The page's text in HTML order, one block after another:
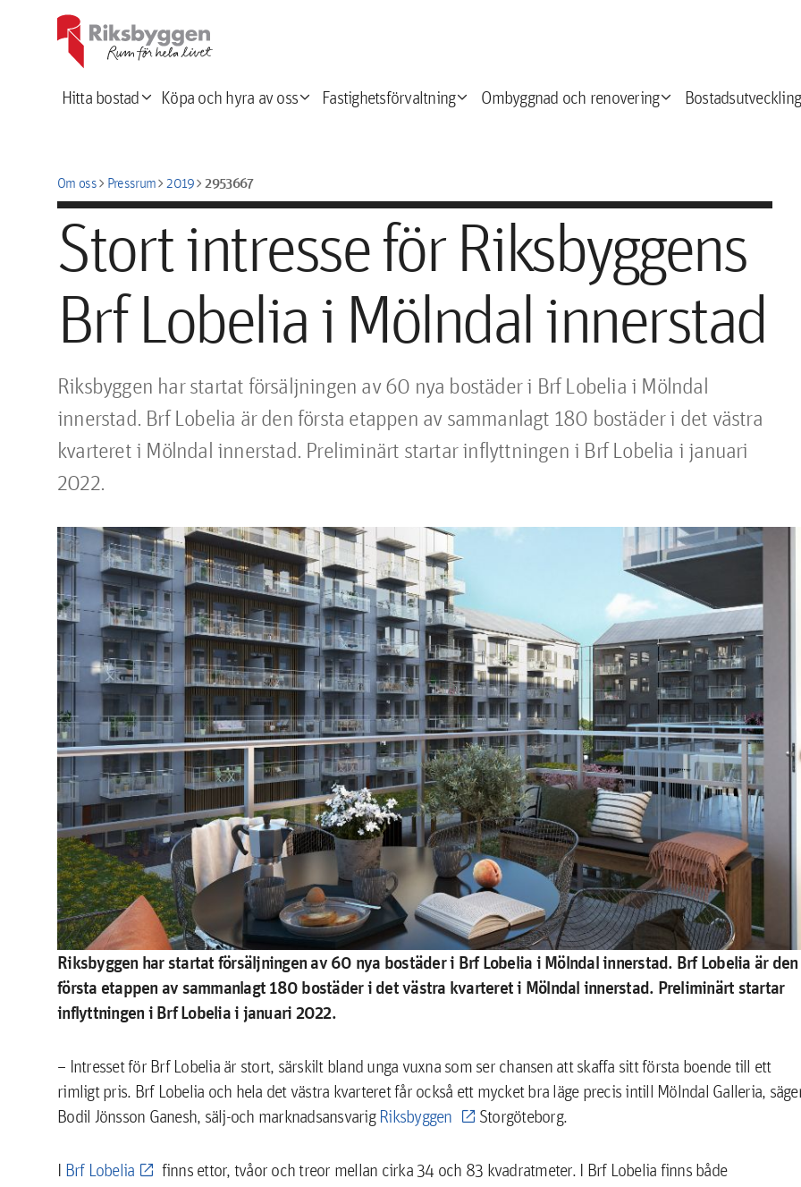
Hitta bostadexpand_more Köpa och hyra av ossexpand_more Fastighetsförvaltningexpand_more Ombyggnad och renoveringexpand_more Bostadsutveckling
Om osschevron_rightPressrumchevron_right2019chevron_right2953667
Stort intresse för Riksbyggens
Brf Lobelia i Mölndal innerstad
Riksbyggen har startat försäljningen av 60 nya bostäder i Brf Lobelia i Mölndal
innerstad. Brf Lobelia är den första etappen av sammanlagt 180 bostäder i det västra
kvarteret i Mölndal innerstad. Preliminärt startar inflyttningen i Brf Lobelia i januari
2022.
Riksbyggen har startat försäljningen av 60 nya bostäder i Brf Lobelia i Mölndal innerstad. Brf Lobelia är den
första etappen av sammanlagt 180 bostäder i det västra kvarteret i Mölndal innerstad. Preliminärt startar
inflyttningen i Brf Lobelia i januari 2022.
– Intresset för Brf Lobelia är stort, särskilt bland unga vuxna som ser chansen att skaffa sitt första boende till ett
rimligt pris. Brf Lobelia och hela det västra kvarteret får också ett mycket bra läge precis intill Mölndal Galleria,
Bodil Jönsson Ganesh, sälj-och marknadsansvarig Riksbyggen Storgöteborg.
I Brf Lobelia
finns ettor, tvåor och treor mellan cirka 34 och 83 kvadratmeter. I Brf Lobelia finns både